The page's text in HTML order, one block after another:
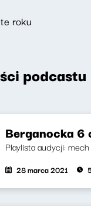
roku
podcastu
Berganocka 6
Playlista audycji:
28 marca 2021